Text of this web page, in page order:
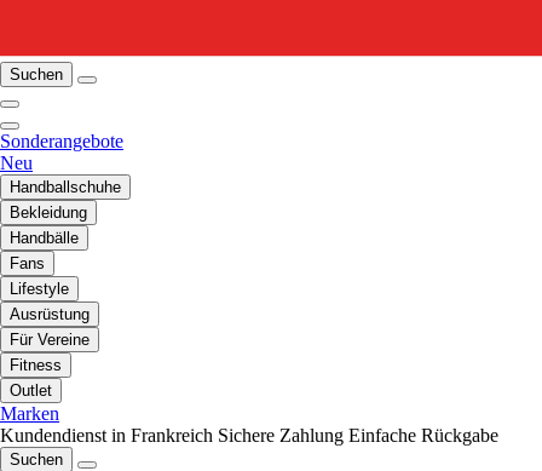
Suchen
Sonderangebote
Neu
Handballschuhe
Bekleidung
Handbälle
Fans
Lifestyle
Ausrüstung
Für Vereine
Fitness
Outlet
Marken
Kundendienst in Frankreich Sichere Zahlung Einfache Rückgabe
Suchen